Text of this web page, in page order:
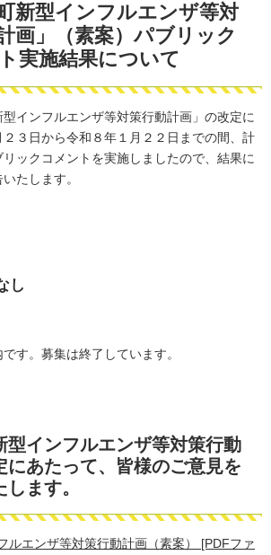
町新型インフルエンザ等対
画」（素案）パブリック
実施結果について
インフルエンザ等対策行動計画」の改定に
３日から令和８年１月２２日までの間、計
ックコメントを実施しましたので、結果に
たします。
し
す。募集は終了しています。
型インフルエンザ等対策行動
にあたって、皆様のご意見を
ます。
ルエンザ等対策行動計画（素案） [PDFファ